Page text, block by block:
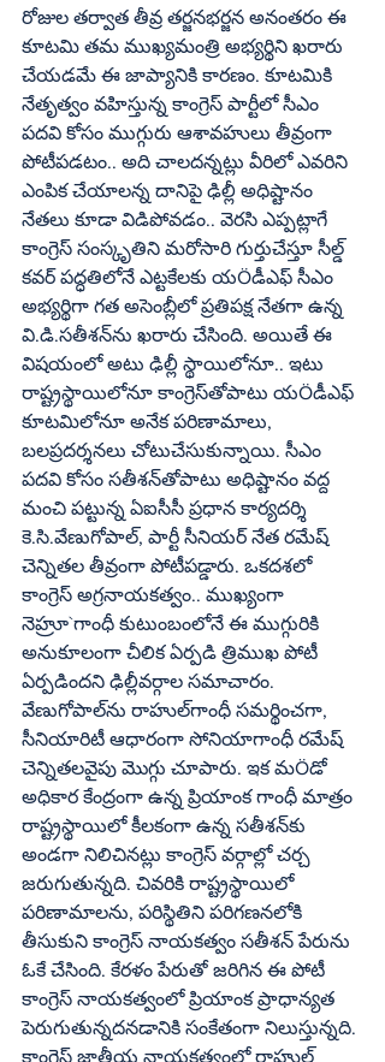
రోజుల తర్వాత తీవ్ర తర్జనభర్జన అనంతరం ఈ
కూటమి తమ ముఖ్యమంత్రి అభ్యర్థిని ఖరారు
చేయడమే ఈ జాప్యానికి కారణం. కూటమికి
నేతృత్వం వహిస్తున్న కాంగ్రెస్ పార్టీలో సీఎం
పదవి కోసం ముగ్గురు ఆశావహులు తీవ్రంగా
పోటీపడటం.. అది చాలదన్నట్లు వీరిలో ఎవరిని
ఎంపిక చేయాలన్న దానిపై ఢిల్లీ అధిష్టానం
నేతలు కూడా విడిపోవడం.. వెరసి ఎప్పట్లాగే
కాంగ్రెస్ సంస్కృతిని మరోసారి గుర్తుచేస్తూ సీల్డ్
కవర్ పద్ధతిలోనే ఎట్టకేలకు యÖడీఎఫ్ సీఎం
అభ్యర్థిగా గత అసెంబ్లీలో ప్రతిపక్ష నేతగా ఉన్న
వి.డి.సతీశన్‌ను ఖరారు చేసింది. అయితే ఈ
విషయంలో అటు ఢిల్లీ స్థాయిలోనూ.. ఇటు
రాష్ట్రస్థాయిలోనూ కాంగ్రెస్‌తోపాటు యÖడీఎఫ్
కూటమిలోనూ అనేక పరిణామాలు,
బలప్రదర్శనలు చోటుచేసుకున్నాయి. సీఎం
పదవి కోసం సతీశన్‌తోపాటు అధిష్టానం వద్ద
మంచి పట్టున్న ఏఐసీసీ ప్రధాన కార్యదర్శి
కె.సి.వేణుగోపాల్, పార్టీ సీనియర్ నేత రమేష్
చెన్నితల తీవ్రంగా పోటీపడ్డారు. ఒకదశలో
కాంగ్రెస్ అగ్రనాయకత్వం.. ముఖ్యంగా
నెహ్రూ`గాంధీ కుటుంబంలోనే ఈ ముగ్గురికి
అనుకూలంగా చీలిక ఏర్పడి త్రిముఖ పోటీ
ఏర్పడిందని ఢిల్లీవర్గాల సమాచారం.
వేణుగోపాల్‌ను రాహుల్‌గాంధీ సమర్థించగా,
సీనియారిటీ ఆధారంగా సోనియాగాంధీ రమేష్
చెన్నితలవైపు మొగ్గు చూపారు. ఇక మÖడో
అధికార కేంద్రంగా ఉన్న ప్రియాంక గాంధీ మాత్రం
రాష్ట్రస్థాయిలో కీలకంగా ఉన్న సతీశన్‌కు
అండగా నిలిచినట్లు కాంగ్రెస్ వర్గాల్లో చర్చ
జరుగుతున్నది. చివరికి రాష్ట్రస్థాయిలో
పరిణామాలను, పరిస్థితిని పరిగణనలోకి
తీసుకుని కాంగ్రెస్ నాయకత్వం సతీశన్ పేరును
ఓకే చేసింది. కేరళం పేరుతో జరిగిన ఈ పోటీ
కాంగ్రెస్ నాయకత్వంలో ప్రియాంక ప్రాధాన్యత
పెరుగుతున్నదనడానికి సంకేతంగా నిలుస్తున్నది.
కాంగ్రెస్ జాతీయ నాయకత్వంలో రాహుల్